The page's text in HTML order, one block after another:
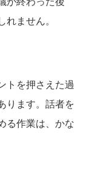
れません。
トを押さえた過
ります。話者を
る作業は、かな